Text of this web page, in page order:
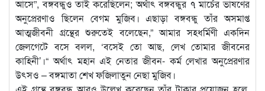
আসে”, বঙ্গবন্ধুও তাই করেছিলেন; অর্থাৎ বঙ্গবন্ধুর ৭ মার্চের ভাষণের
অনুপ্রেরণাও ছিলেন বেগম মুজিব। এছাড়া বঙ্গবন্ধু তাঁর অসমাপ্ত
আত্মজীবনী গ্রন্থের শুরুতেই বলেছেন,” আমার সহধর্মিণী একদিন
জেলগেটে বসে বলল, ‘বসেই তো আছ, লেখ তোমার জীবনের
কাহিনী’।“ অর্থাৎ মহান এই নেতার জীবন- কর্ম লেখার অনুপ্রেরণার
উৎসও – বঙ্গমাতা শেখ ফজিলাতুন নেছা মুজিব।